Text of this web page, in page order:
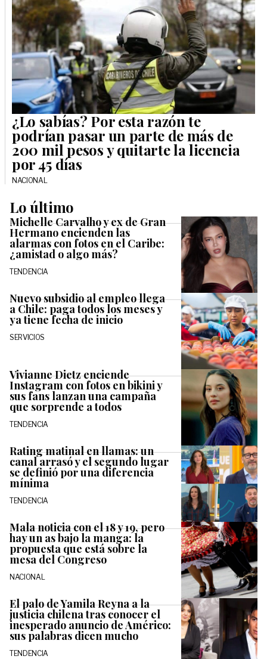
¿Lo sabías? Por esta razón te
podrían pasar un parte de más de
200 mil pesos y quitarte la licencia
por 45 días
NACIONAL
Lo último
Michelle Carvalho y ex de Gran
Hermano encienden las
alarmas con fotos en el Caribe:
¿amistad o algo más?
TENDENCIA
Nuevo subsidio al empleo llega
a Chile: paga todos los meses y
ya tiene fecha de inicio
SERVICIOS
Vivianne Dietz enciende
Instagram con fotos en bikini y
sus fans lanzan una campaña
que sorprende a todos
TENDENCIA
Rating matinal en llamas: un
canal arrasó y el segundo lugar
se definió por una diferencia
mínima
TENDENCIA
Mala noticia con el 18 y 19, pero
hay un as bajo la manga: la
propuesta que está sobre la
mesa del Congreso
NACIONAL
El palo de Yamila Reyna a la
justicia chilena tras conocer el
inesperado anuncio de Américo:
sus palabras dicen mucho
TENDENCIA